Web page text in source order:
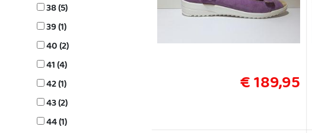
38 (5)
39 (1)
40 (2)
41 (4)
42 (1)
43 (2)
44 (1)
€ 189,95